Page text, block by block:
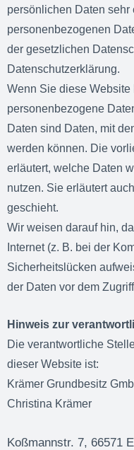
persönlichen Daten sehr
personenbezogenen
der gesetzlichen
Datenschutzerklärung.
Wenn Sie diese
personenbezogene
Daten sind Daten, mit
werden können. Die
erläutert, welche Daten
nutzen. Sie erläutert
geschieht.
Wir weisen darauf hin,
Internet (z. B. bei der
Sicherheitslücken
der Daten vor dem
Hinweis zur
Die verantwortliche
dieser Website ist:
Krämer Grundbesitz
Christina Krämer
Koßmannstr. 7, 66571